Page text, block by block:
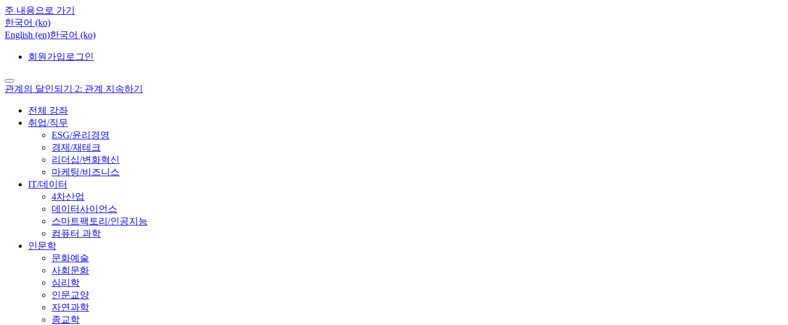
주 내용으로 가기
한국어 ‎(ko)‎
English ‎(en)‎한국어 ‎(ko)‎
회원가입 로그인
관계의 달인되기 2: 관계 지속하기
전체 강좌
취업/직무
ESG/윤리경영
경제/재테크
리더십/변화혁신
마케팅/비즈니스
IT/데이터
4차산업
데이터사이언스
스마트팩토리/인공지능
컴퓨터 과학
인문학
문화예술
사회문화
심리학
인문교양
자연과학
종교학